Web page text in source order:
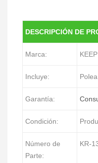
DESCRIPCIÓN DE
Marca:
Incluye:
Garantía:
Condición:
Número de
Parte:
KR-